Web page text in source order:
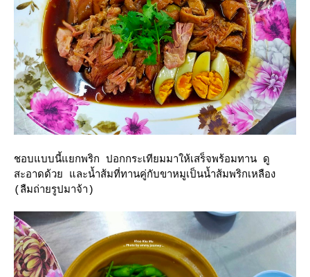
ชอบแบบนี้แยกพริก ปอกกระเทียมมาให้เสร็จพร้อมทาน ดู
สะอาดด้วย และน้ำส้มที่ทานคู่กับขาหมูเป็นน้ำส้มพริกเหลือง
(ลืมถ่ายรูปมาจ้า)